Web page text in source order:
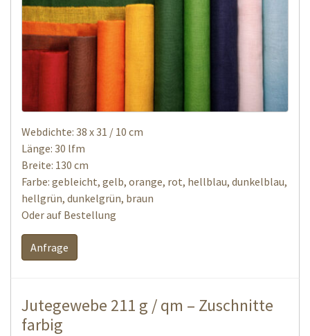
Webdichte: 38 x 31 / 10 cm
Länge: 30 lfm
Breite: 130 cm
Farbe: gebleicht, gelb, orange, rot, hellblau, dunkelblau,
hellgrün, dunkelgrün, braun
Oder auf Bestellung
Anfrage
Jutegewebe 211 g / qm – Zuschnitte
farbig